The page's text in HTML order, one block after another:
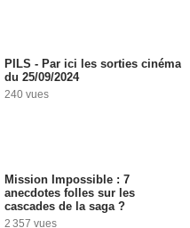
PILS - Par ici les sorties cinéma
du 25/09/2024
240 vues
Mission Impossible : 7
anecdotes folles sur les
cascades de la saga ?
2 357 vues